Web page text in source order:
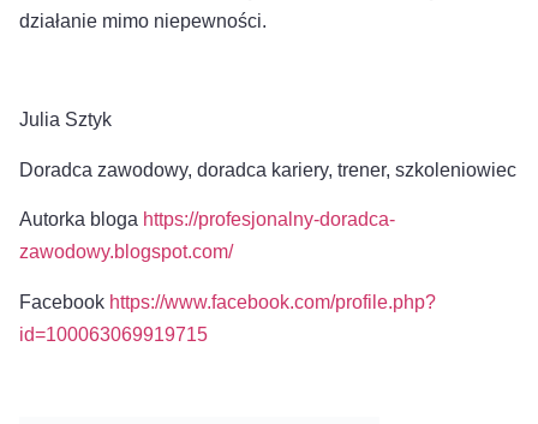
działanie mimo niepewności.
Julia Sztyk
Doradca zawodowy, doradca kariery, trener, szkoleniowiec
Autorka bloga https://profesjonalny-doradca-
zawodowy.blogspot.com/
Facebook https://www.facebook.com/profile.php?
id=100063069919715